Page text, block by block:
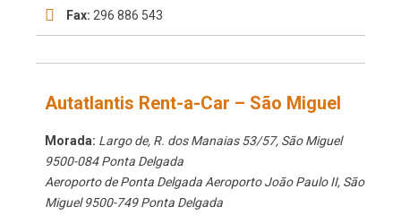
Fax: 296 886 543
Autatlantis Rent-a-Car – São Miguel
Morada: Largo de, R. dos Manaias 53/57, São Miguel
9500-084 Ponta Delgada
Aeroporto de Ponta Delgada Aeroporto João Paulo II, São
Miguel 9500-749 Ponta Delgada